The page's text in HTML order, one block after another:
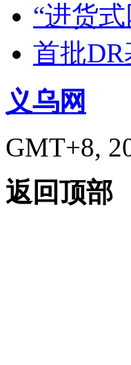
“进货
首批
义乌网
GMT+8,
返回顶部